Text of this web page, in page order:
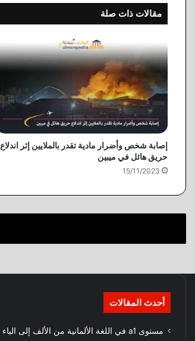
مقالات ذات صلة
إصابة شخص وأضرار مادية تقدر بالملايين إثر اندلاع
حريق هائل في ميبين
15/11/2023
أحدث المقالات
مستوى a1 في اللغة الألمانية من الألف إلى الياء